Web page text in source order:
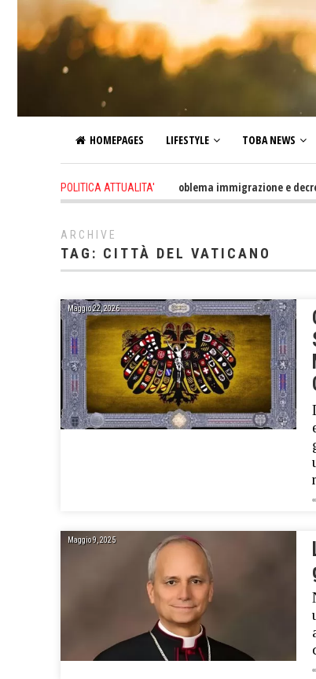
HOMEPAGES LIFESTYLE TOBA NEWS
POLITICA ATTUALITA'
2 days ago - Altro che problema immigrazione e decreti
ARCHIVE
TAG: CITTÀ DEL VATICANO
Maggio 22, 2026
Maggio 9, 2025